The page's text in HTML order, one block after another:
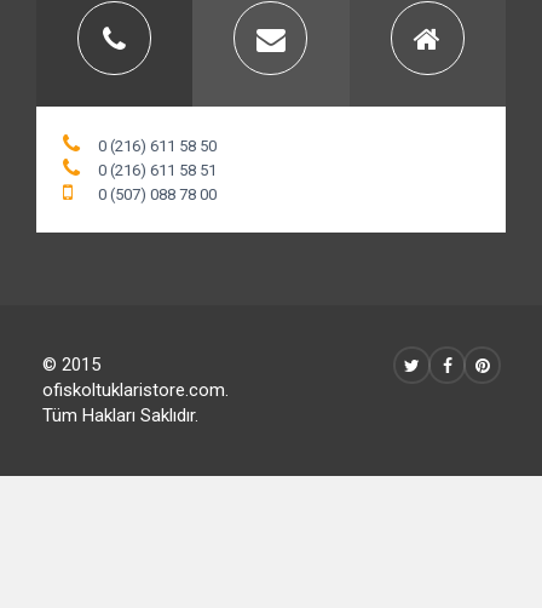
0 (216) 611 58 50
0 (216) 611 58 51
0 (507) 088 78 00
© 2015
ofiskoltuklaristore.com.
Tüm Hakları Saklıdır.